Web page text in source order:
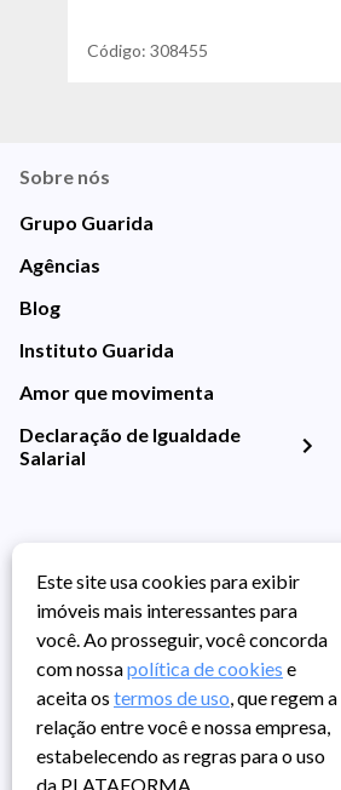
Código: 308455
Sobre nós
Grupo Guarida
Agências
Blog
Instituto Guarida
Amor que movimenta
Declaração de Igualdade
Salarial
Este site usa cookies para exibir
imóveis mais interessantes para
você. Ao prosseguir, você concorda
com nossapolítica de cookies e
aceita os termos de uso, que regem a
relação entre você e nossa empresa,
estabelecendo as regras para o uso
da PLATAFORMA.